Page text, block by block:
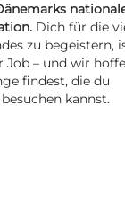
Dich für die
zu begeistern,
Job – und wir
findest, die du
kannst.